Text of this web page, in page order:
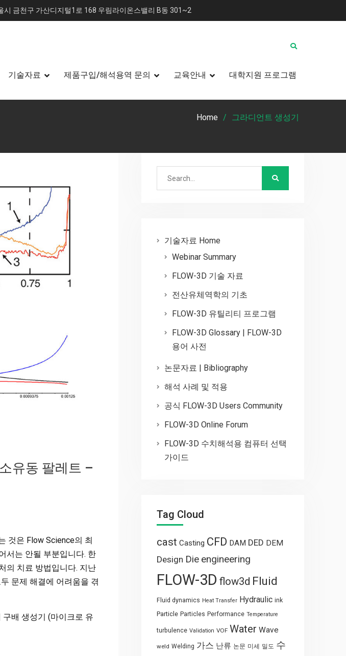
시 금천구 가산디지털1로 168 우림라이온스밸리 B동 301~2
기술자료 제품구입/해석용역 문의 교육안내 대학지원 프로그램
Home 그라디언트 생성기
유동 팔레트 –
것은 Flow Science의 최
서는 안될 부분입니다. 한
의 치료 방법입니다. 지난
문제 해결에 어려움을 겪
배 생성기 (마이크로 유
기술자료 Home
Webinar Summary
FLOW-3D 기술 자료
전산유체역학의 기초
FLOW-3D 유틸리티 프로그램
FLOW-3D Glossary | FLOW-3D
용어 사전
논문자료 | Bibliography
해석 사례 및 적용
공식 FLOW-3D Users Community
FLOW-3D Online Forum
FLOW-3D 수치해석용 컴퓨터 선택
가이드
Tag Cloud
cast Casting CFD DAM DED DEM
Design Die engineering
FLOW-3D flow3d Fluid
Fluid dynamics Heat Transfer Hydraulic ink
Particle Particles Performance Temperature
turbulence Validation VOF Water Wave
weld Welding 가스 난류 논문 미세 밀도 수